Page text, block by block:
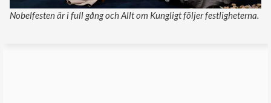
Nobelfesten är i full gång och Allt om Kungligt följer festligheterna.